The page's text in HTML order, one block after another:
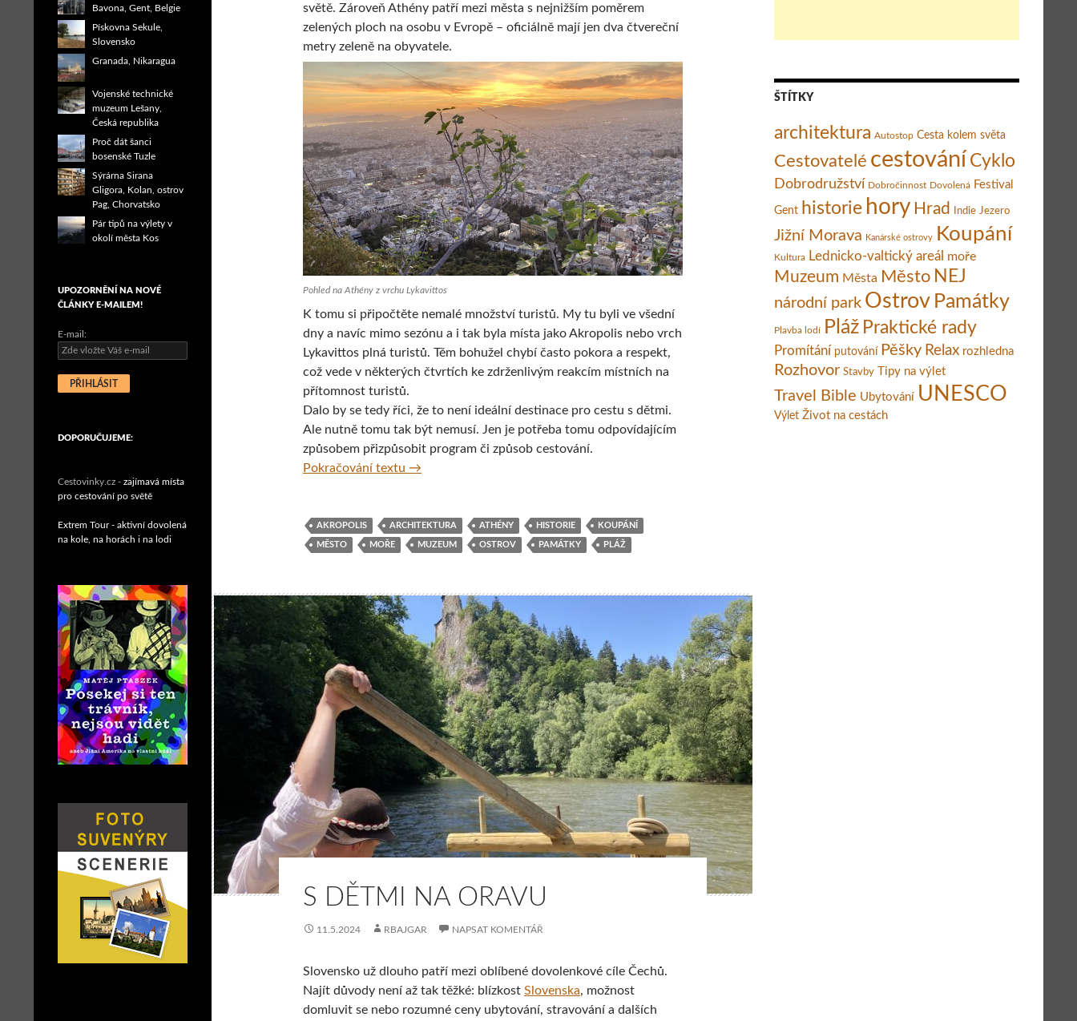
světě. Zároveň Athény patří mezi města s nejnižším poměrem
zelených ploch na osobu v Evropě – oficiálně mají jen dva čtvereční
metry zeleně na obyvatele.
Pohled na Athény z vrchu Lykavittos
K tomu si připočtěte nemalé množství turistů. My tu byli ve všední
dny a navíc mimo sezónu a i tak byla místa jako Akropolis nebo vrch
Lykavittos plná turistů. Těm bohužel chybí často pokora a respekt,
což vede v některých čtvrtích ke zdrženlivým reakcím místních na
přítomnost turistů.
Dalo by se tedy říci, že to není ideální destinace pro cestu s dětmi.
Ale nutně tomu tak být nemusí. Jen je potřeba tomu odpovídajícím
způsobem přizpůsobit program či způsob cestování.
Pokračování textu Do Athén s dětmi
→
AKROPOLIS ARCHITEKTURA ATHÉNY HISTORIE KOUPÁNÍ
MĚSTO MOŘE MUZEUM OSTROV PAMÁTKY PLÁŽ
S DĚTMI NA ORAVU
11.5.2024 RBAJGAR NAPSAT KOMENTÁŘ
Slovensko už dlouho patří mezi oblíbené dovolenkové cíle Čechů.
Najít důvody není až tak těžké: blízkost Slovenska, možnost
domluvit se nebo rozumné ceny ubytování, stravování a dalších
ŠTÍTKY
architektura Autostop Cesta kolem světa
Cestovatelé cestování Cyklo
Dobrodružství Dobročinnost Dovolená Festival
Gent historie hory Hrad Indie Jezero
Jižní Morava Kanárské ostrovy Koupání
Kultura Lednicko-valtický areál moře
Muzeum Města Město NEJ
národní park Ostrov Památky
Plavba lodí Pláž Praktické rady
Promítání putování Pěšky Relax rozhledna
Rozhovor Stavby Tipy na výlet
Travel Bible Ubytování UNESCO
Výlet Život na cestách
Bavona, Gent, Belgie
Pískovna Sekule,
Slovensko
Granada, Nikaragua
Vojenské technické
muzeum Lešany,
Česká republika
Proč dát šanci
bosenské Tuzle
Sýrárna Sirana
Gligora, Kolan, ostrov
Pag, Chorvatsko
Pár tipů na výlety v
okolí města Kos
UPOZORNĚNÍ NA NOVÉ
ČLÁNKY E-MAILEM!
E-mail:
DOPORUČUJEME:
Cestovinky.cz - zajímavá místa
pro cestování po světě
Extrem Tour - aktivní dovolená
na kole, na horách i na lodi